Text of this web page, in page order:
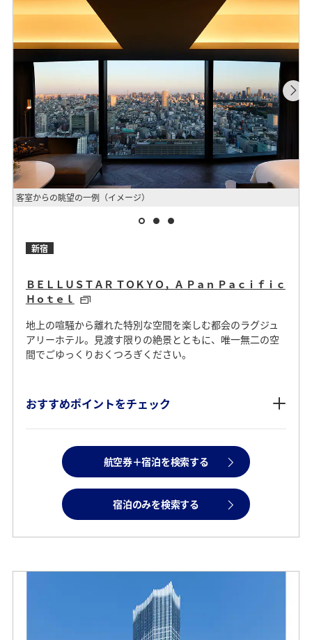
客室からの眺望の一例（イメージ）
新宿
ＢＥＬＬＵＳＴＡＲ ＴＯＫＹＯ，Ａ Ｐａｎ Ｐａｃｉｆｉｃ
Ｈｏｔｅｌ
地上の喧騒から離れた特別な空間を楽しむ都会のラグジュ
アリーホテル。見渡す限りの絶景とともに、唯一無二の空
間でごゆっくりおくつろぎください。
おすすめポイントをチェック
航空券＋宿泊を検索する
宿泊のみを検索する